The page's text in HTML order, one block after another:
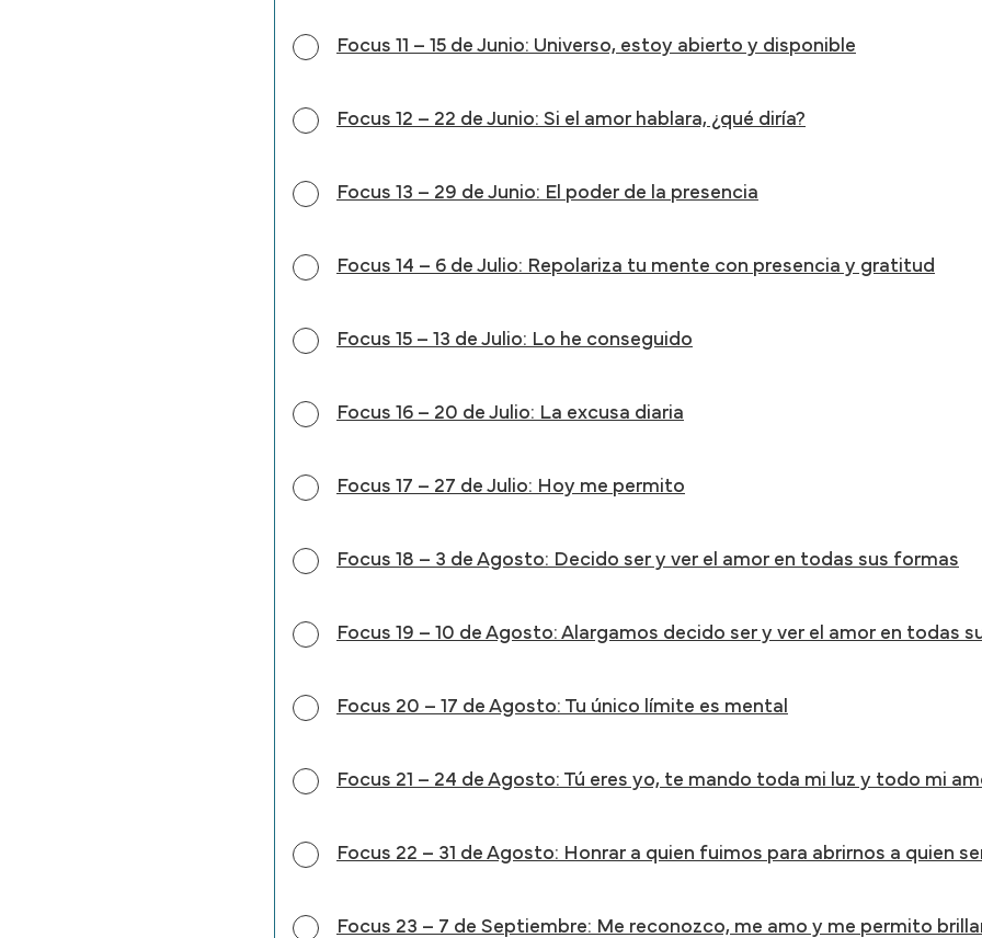
Focus 11 – 15 de Junio: Universo, estoy abierto y disponible
Focus 12 – 22 de Junio: Si el amor hablara, ¿qué diría?
Focus 13 – 29 de Junio: El poder de la presencia
Focus 14 – 6 de Julio: Repolariza tu mente con presencia y gratitud
Focus 15 – 13 de Julio: Lo he conseguido
Focus 16 – 20 de Julio: La excusa diaria
Focus 17 – 27 de Julio: Hoy me permito
Focus 18 – 3 de Agosto: Decido ser y ver el amor en todas sus formas
Focus 19 – 10 de Agosto: Alargamos decido ser y ver el amor en todas
Focus 20 – 17 de Agosto: Tu único límite es mental
Focus 21 – 24 de Agosto: Tú eres yo, te mando toda mi luz y todo mi
Focus 22 – 31 de Agosto: Honrar a quien fuimos para abrirnos a quien
Focus 23 – 7 de Septiembre: Me reconozco, me amo y me permito